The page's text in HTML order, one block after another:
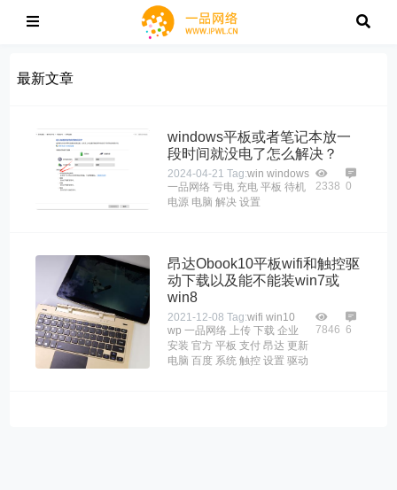
最新文章
windows平板或者笔记本放一
段时间就没电了怎么解决？
2024-04-21 Tag:win windows
一品网络 亏电 充电 平板 待机
电源 电脑 解决 设置
2338 0
昂达Obook10平板wifi和触控驱
动下载以及能不能装win7或
win8
2021-12-08 Tag:wifi win10
wp 一品网络 上传 下载 企业
安装 官方 平板 支付 昂达 更新
电脑 百度 系统 触控 设置 驱动
7846 6